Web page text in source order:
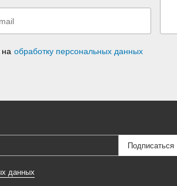
обработку персональных данных
данных